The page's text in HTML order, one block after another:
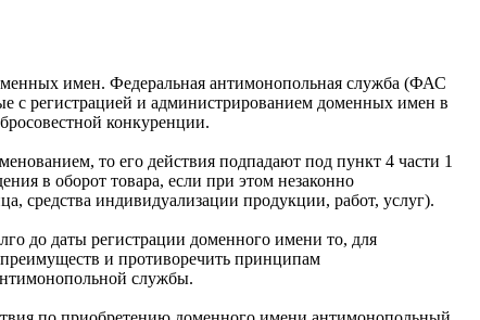
имен. Федеральная антимонопольная служба (ФАС
с регистрацией и администрированием доменных имен в
конкуренции.
то его действия подпадают под пункт 4 части 1
в оборот товара, если при этом незаконно
средства индивидуализации продукции, работ, услуг).
до даты регистрации доменного имени то, для
и противоречить принципам
службы.